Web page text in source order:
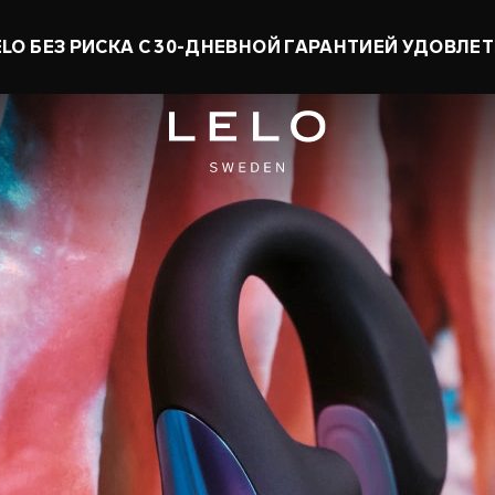
ДО 50% И ПОЛУЧИ ИГРУШКУ В ПОДАРОК